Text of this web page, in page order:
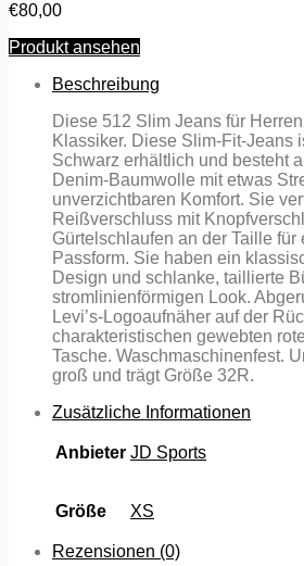
€80,00
Produkt ansehen
Beschreibung
Diese 512 Slim Jeans für
Klassiker. Diese Slim-Fit-Jeans
Schwarz erhältlich und besteht
Denim-Baumwolle mit etwas
unverzichtbaren Komfort. Sie
Reißverschluss mit
Gürtelschlaufen an der Taille
Passform. Sie haben ein
Design und schlanke, taillierte
stromlinienförmigen Look.
Levi’s-Logoaufnäher auf der
charakteristischen gewebten
Tasche. Waschmaschinenfest.
groß und trägt Größe 32R.
Zusätzliche Informationen
Anbieter JD Sports
Größe XS
Rezensionen (0)